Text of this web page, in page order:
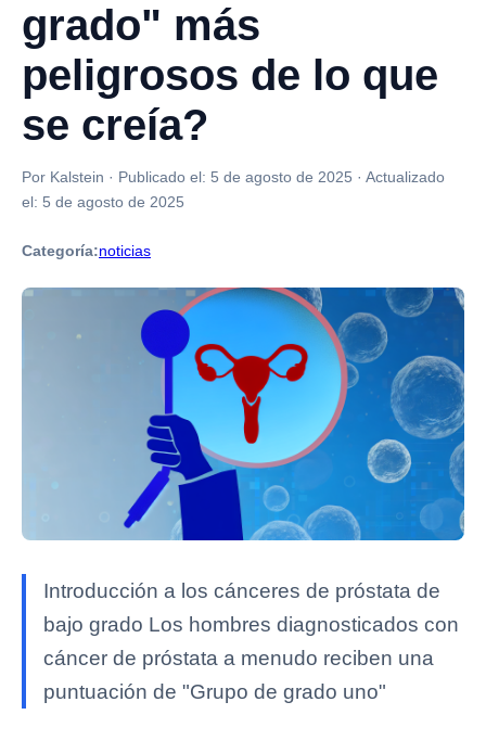
grado" más
peligrosos de lo que
se creía?
Por Kalstein · Publicado el: 5 de agosto de 2025 · Actualizado
el: 5 de agosto de 2025
Categoría:noticias
Introducción a los cánceres de próstata de
bajo grado Los hombres diagnosticados con
cáncer de próstata a menudo reciben una
puntuación de "Grupo de grado uno"